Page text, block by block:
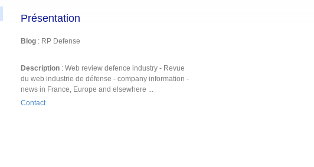
Présentation
Blog : RP Defense
Description : Web review defence industry - Revue
du web industrie de défense - company information -
news in France, Europe and elsewhere ...
Contact